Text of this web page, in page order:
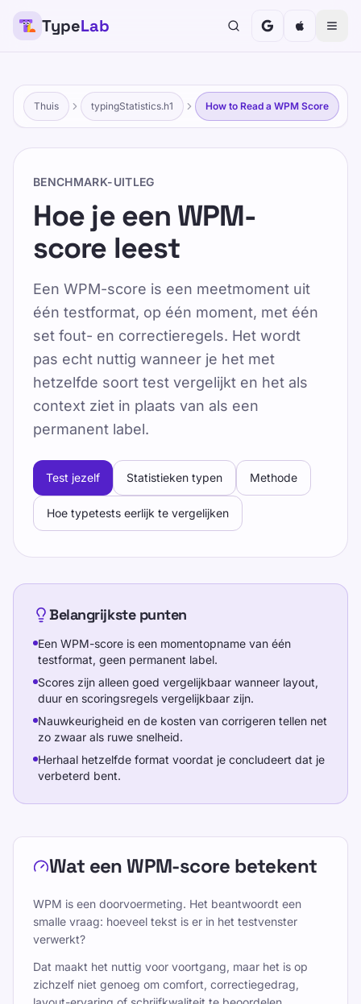
TypeLab
Thuis typingStatistics.h1 How to Read a WPM Score
BENCHMARK-UITLEG
Hoe je een WPM-
score leest
Een WPM-score is een meetmoment uit
één testformat, op één moment, met één
set fout- en correctieregels. Het wordt
pas echt nuttig wanneer je het met
hetzelfde soort test vergelijkt en het als
context ziet in plaats van als een
permanent label.
Test jezelf Statistieken typen Methode
Hoe typetests eerlijk te vergelijken
Belangrijkste punten
Een WPM-score is een momentopname van één
testformat, geen permanent label.
Scores zijn alleen goed vergelijkbaar wanneer layout,
duur en scoringsregels vergelijkbaar zijn.
Nauwkeurigheid en de kosten van corrigeren tellen net
zo zwaar als ruwe snelheid.
Herhaal hetzelfde format voordat je concludeert dat je
verbeterd bent.
Wat een WPM-score betekent
WPM is een doorvoermeting. Het beantwoordt een
smalle vraag: hoeveel tekst is er in het testvenster
verwerkt?
Dat maakt het nuttig voor voortgang, maar het is op
zichzelf niet genoeg om comfort, correctiegedrag,